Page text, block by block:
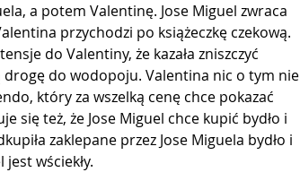
a potem Valentinę. Jose Miguel zwraca
przychodzi po książeczkę czekową.
do Valentiny, że kazała zniszczyć
drogę do wodopoju. Valentina nic o tym nie
który za wszelką cenę chce pokazać
się też, że Jose Miguel chce kupić bydło i
zaklepane przez Jose Miguela bydło i
wściekły.